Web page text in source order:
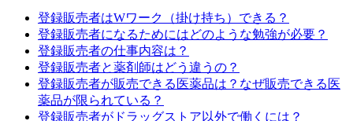
登録販売者はWワーク（掛け持ち）できる？
登録販売者になるためにはどのような勉強が必要？
登録販売者の仕事内容は？
登録販売者と薬剤師はどう違うの？
登録販売者が販売できる医薬品は？なぜ販売できる医
薬品が限られている？
登録販売者がドラッグストア以外で働くには？